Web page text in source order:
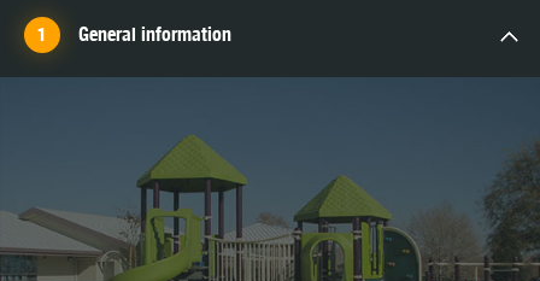
General information